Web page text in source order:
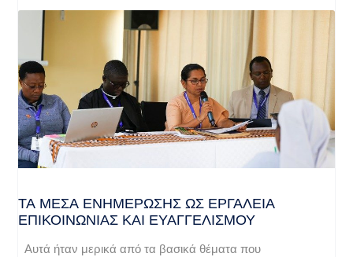
ΤΑ ΜΈΣΑ ΕΝΗΜΈΡΩΣΗΣ ΩΣ ΕΡΓΑΛΕΊΑ
ΕΠΙΚΟΙΝΩΝΊΑΣ ΚΑΙ ΕΥΑΓΓΕΛΙΣΜΟΎ
Αυτά ήταν μερικά από τα βασικά θέματα που